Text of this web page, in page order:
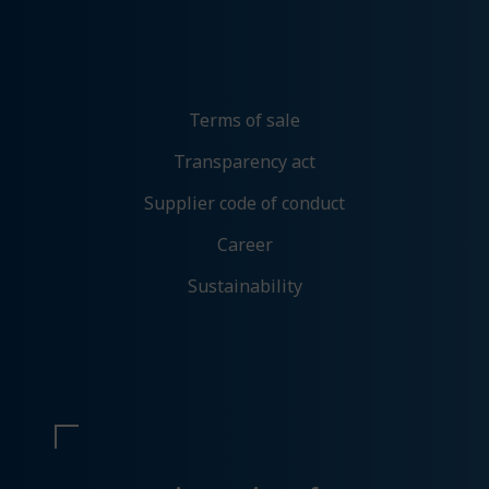
Terms of sale
Transparency act
Supplier code of conduct
Career
Sustainability
Ikke tillat preferanser
Denne gir oss muligheten til å vise deg